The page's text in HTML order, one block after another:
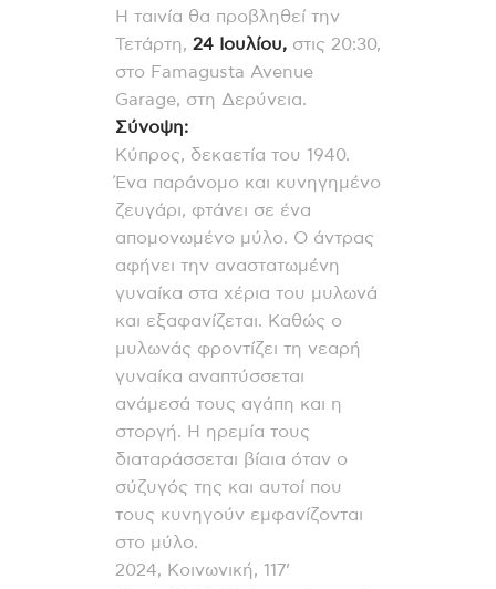
Η ταινία θα προβληθεί την
Τετάρτη, 24 Ιουλίου, στις 20:30,
στο Famagusta Avenue
Garage, στη Δερύνεια.
Σύνοψη:
Κύπρος, δεκαετία του 1940.
Ένα παράνομο και κυνηγημένο
ζευγάρι, φτάνει σε ένα
απομονωμένο μύλο. Ο άντρας
αφήνει την αναστατωμένη
γυναίκα στα χέρια του μυλωνά
και εξαφανίζεται. Καθώς ο
μυλωνάς φροντίζει τη νεαρή
γυναίκα αναπτύσσεται
ανάμεσά τους αγάπη και η
στοργή. Η ηρεμία τους
διαταράσσεται βίαια όταν ο
σύζυγός της και αυτοί που
τους κυνηγούν εμφανίζονται
στο μύλο.
2024, Κοινωνική, 117’